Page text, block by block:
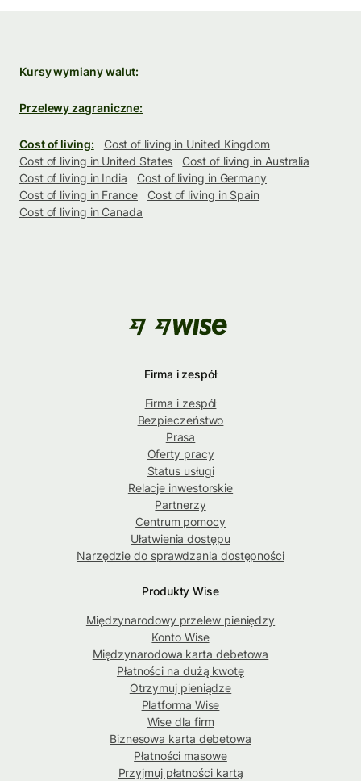
Kursy wymiany walut:
Przelewy zagraniczne:
Cost of living:
Cost of living in United Kingdom
Cost of living in United States
Cost of living in Australia
Cost of living in India
Cost of living in Germany
Cost of living in France
Cost of living in Spain
Cost of living in Canada
Firma i zespół
Firma i zespół
Bezpieczeństwo
Prasa
Oferty pracy
Status usługi
Relacje inwestorskie
Partnerzy
Centrum pomocy
Ułatwienia dostępu
Narzędzie do sprawdzania dostępności
Produkty Wise
Międzynarodowy przelew pieniędzy
Konto Wise
Międzynarodowa karta debetowa
Płatności na dużą kwotę
Otrzymuj pieniądze
Platforma Wise
Wise dla firm
Biznesowa karta debetowa
Płatności masowe
Przyjmuj płatności kartą